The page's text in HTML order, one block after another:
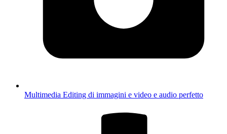
Multimedia Editing di immagini e video e audio perfetto